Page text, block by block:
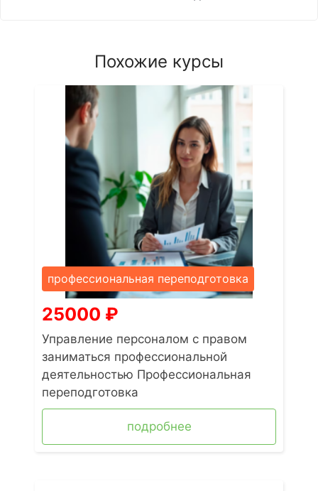
Похожие курсы
профессиональная переподготовка
25000 ₽
Управление персоналом с правом
заниматься профессиональной
деятельностью Профессиональная
переподготовка
подробнее